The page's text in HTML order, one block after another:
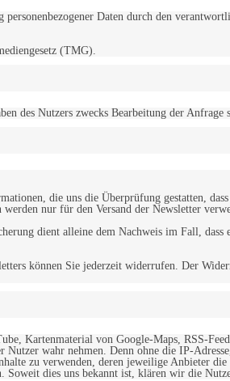
personenbezogener Daten durch den
(TMG).
Nutzers zwecks Bearbeitung der Anfrage
die uns die Überprüfung gestatten,
nur für den Versand der Newsletter
dient alleine dem Nachweis im Fall, dass
können Sie jederzeit widerrufen. Der
Kartenmaterial von Google-Maps, RSS-
wahr nehmen. Denn ohne die IP-
zu verwenden, deren jeweilige Anbieter
dies uns bekannt ist, klären wir die